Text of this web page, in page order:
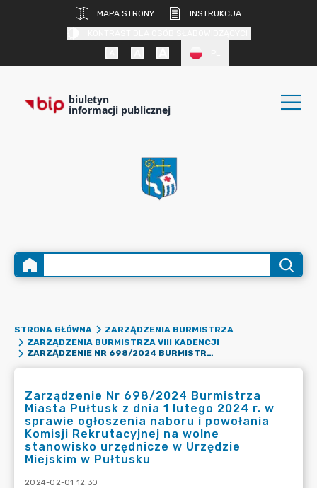
MAPA STRONY
INSTRUKCJA
biuletyn
informacji publicznej
STRONA GŁÓWNA
ZARZĄDZENIA BURMISTRZA
ZARZĄDZENIA BURMISTRZA VIII KADENCJI
ZARZĄDZENIE NR 698/2024 BURMISTRZA MIASTA PUŁTUSK Z DNIA 1 LUTEGO 2024 R. W SPRAWIE OGŁOSZENIA NABORU I POWOŁANIA KOMISJI REKRUTACYJNEJ NA WOLNE STANOWISKO URZĘDNICZE W URZĘDZIE MIEJSKIM W PUŁTUSKU
Zarządzenie Nr 698/2024 Burmistrza
Miasta Pułtusk z dnia 1 lutego 2024 r. w
sprawie ogłoszenia naboru i powołania
Komisji Rekrutacyjnej na wolne
stanowisko urzędnicze w Urzędzie
Miejskim w Pułtusku
2024-02-01 12:30